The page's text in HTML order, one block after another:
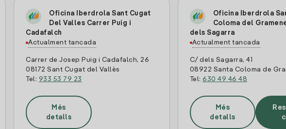
Oficina Iberdrola Sant Cugat
Del Valles Carrer Puig i
Cadafalch
Actualment tancada
Carrer de Josep Puig i Cadafalch, 26
08172 Sant Cugat del Vallès
Tel: 933 53 79 23
Més
detalls
Oficina Iberdrola
Coloma del
dels Sagarra
Actualment tancada
C/ dels Sagarra, 41
08922 Santa Coloma de
Tel:630 49 46 48
Més
detalls